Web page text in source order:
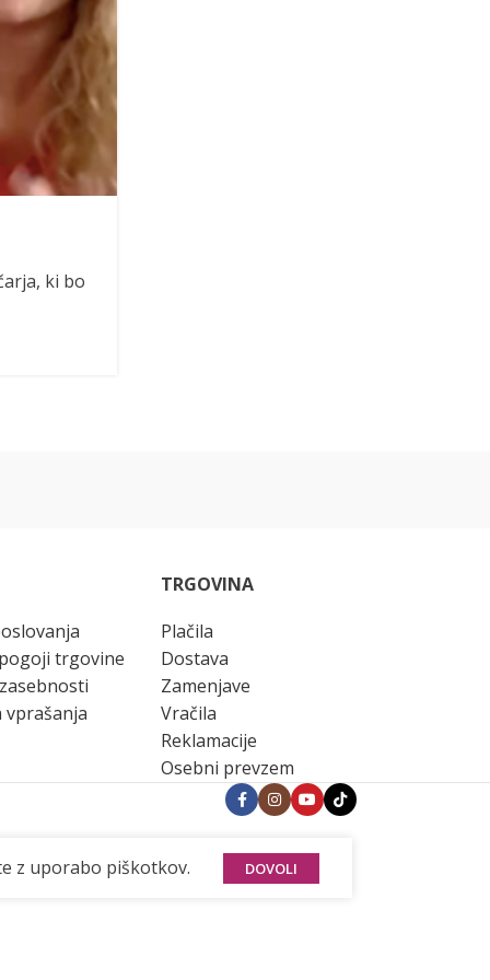
ki bo
trgovine
vprašanja
TRGOVINA
Plačila
Dostava
Zamenjave
Vračila
Reklamacije
Osebni prevzem
z uporabo piškotkov. DOVOLI